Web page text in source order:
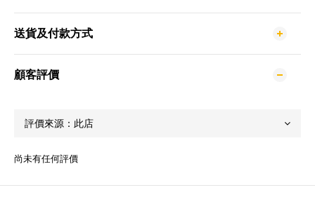
送貨及付款方式
顧客評價
尚未有任何評價